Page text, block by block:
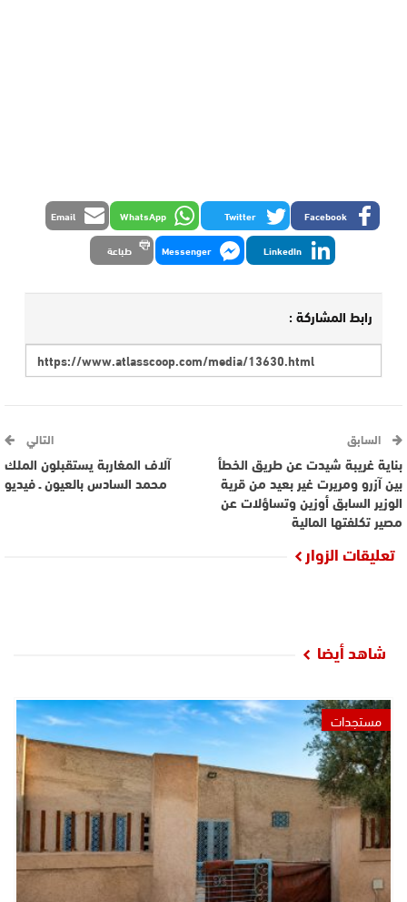
Facebook
Twitter
WhatsApp
Email
LinkedIn
Messenger طباعة
رابط المشاركة :
السابق
بناية غريبة شيدت عن طريق الخطأ
بين آزرو ومريرت غير بعيد من قرية
الوزير السابق أوزين وتساؤلات عن
مصير تكلفتها المالية
التالي
آلاف المغاربة يستقبلون الملك
محمد السادس بالعيون ـ فيديو
تعليقات الزوار
شاهد أيضا
مستجدات